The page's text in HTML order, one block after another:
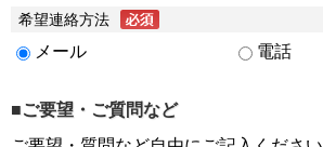
希望連絡方法
メール 電話
■ご要望・ご質問など